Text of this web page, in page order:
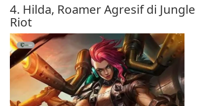
4. Hilda, Roamer Agresif di Jungle
Riot